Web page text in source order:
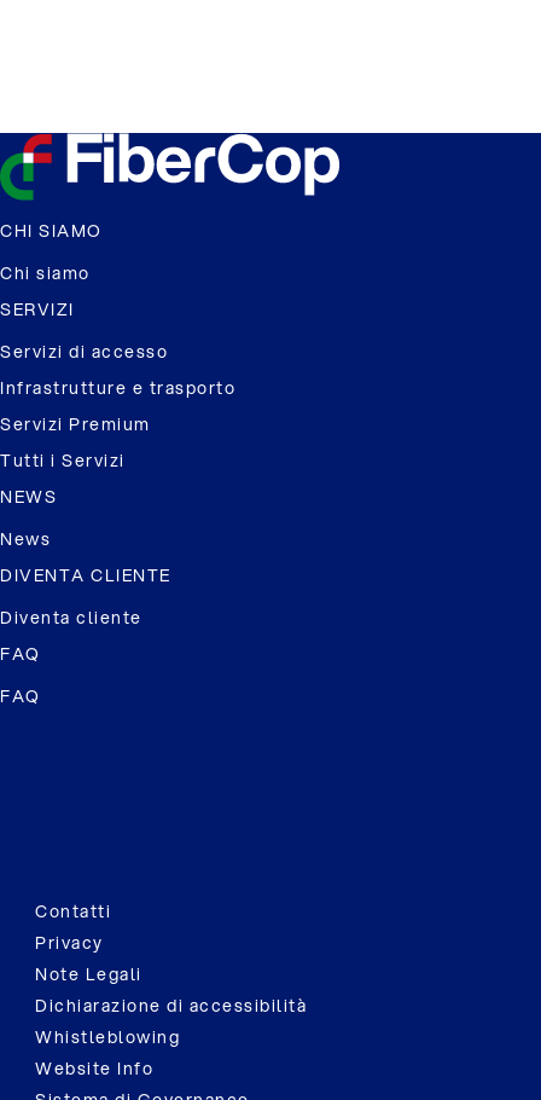
CHI SIAMO
Chi siamo
SERVIZI
Servizi di accesso
Infrastrutture e trasporto
Servizi Premium
Tutti i Servizi
NEWS
News
DIVENTA CLIENTE
Diventa cliente
FAQ
FAQ
Contatti
Privacy
Note Legali
Dichiarazione di accessibilità
Whistleblowing
Website Info